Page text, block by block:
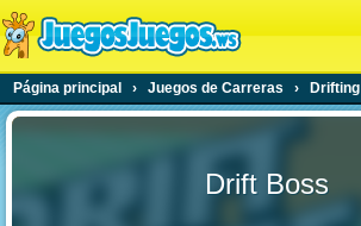
Página principal › Juegos de Carreras › Drifting
Drift Boss